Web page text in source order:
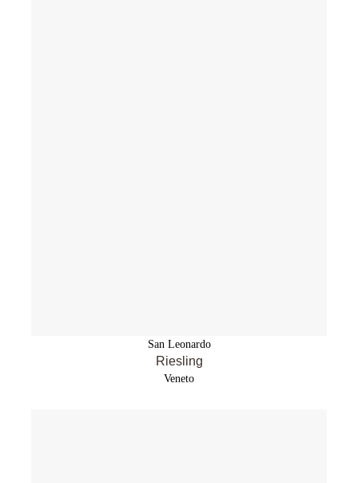
San Leonardo
Riesling
Veneto